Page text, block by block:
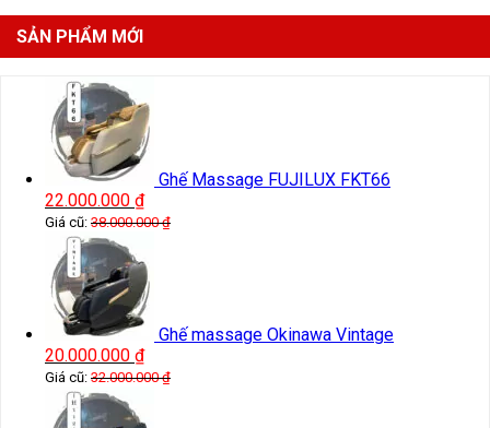
SẢN PHẨM MỚI
Ghế Massage FUJILUX FKT66
22.000.000 ₫
Giá cũ: 38.000.000₫
Ghế massage Okinawa Vintage
20.000.000 ₫
Giá cũ: 32.000.000₫